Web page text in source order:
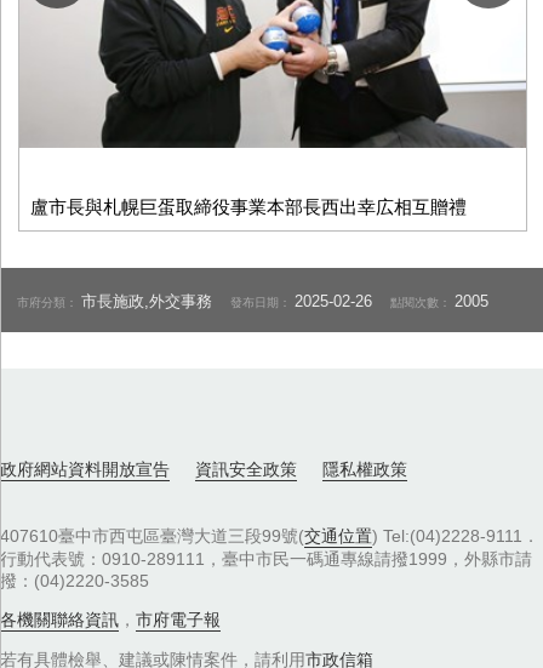
盧市長與札幌巨蛋取締役事業本部長西出幸広相互贈禮
市府分類： 市長施政,外交事務 發布日期：2025-02-26 點閱次數：2005
政府網站資料開放宣告 資訊安全政策 隱私權政策
407610臺中市西屯區臺灣大道三段99號(交通位置) Tel:(04)2228-9111．
行動代表號：0910-289111，臺中市民一碼通專線請撥1999，外縣市請
撥：(04)2220-3585
各機關聯絡資訊 ， 市府電子報
若有具體檢舉、建議或陳情案件，請利用市政信箱